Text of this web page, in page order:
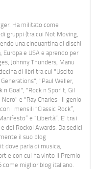
Ha militato come
gruppi (tra cui Not Moving,
una cinquantina di dischi
e USA e aprendo per
Johnny Thunders, Manu
di libri tra cui "Uscito
"Paul Weller,
n Goal", "Rock n Spor"t, Gil
e "Ray Charles- Il genio
i mensili “Classic Rock”,
e “Libertà”. E' tra i
del Rockol Awards. Da sedici
il suo blog
parla di musica,
e con cui ha vinto il Premio
miglior blog italiano.